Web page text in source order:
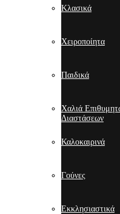
Κλασικά
Χειροποίητα
Παιδικά
Χαλιά
Διαστάσεων
Καλοκαιρινά
Γούνες
Εκκλησιαστικά